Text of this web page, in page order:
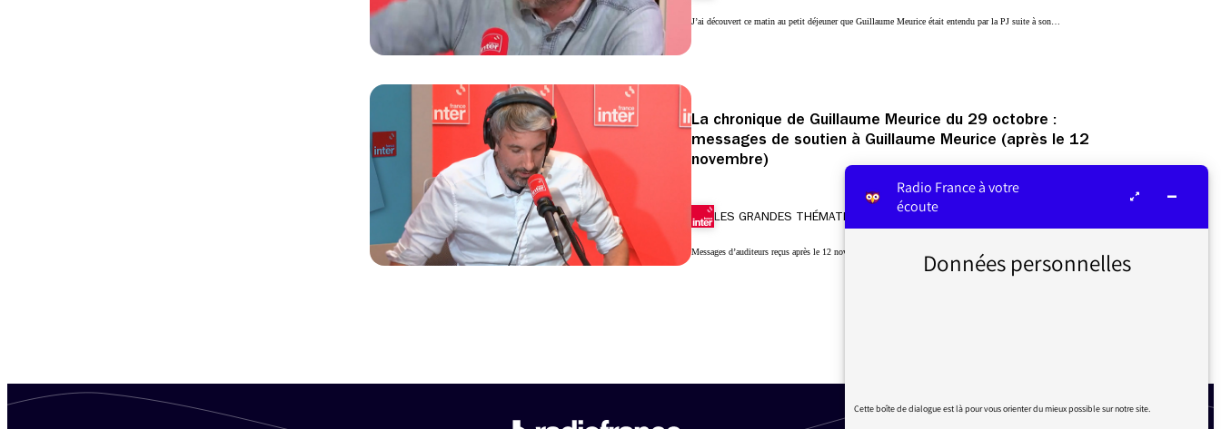
J’ai découvert ce matin au petit déjeuner que Guillaume Meurice était entendu par la PJ suite à son…
La chronique de Guillaume Meurice du 29 octobre :
messages de soutien à Guillaume Meurice (après le 12
novembre)
LES GRANDES THÉMATIQUES DES AUDITEURS
Messages d’auditeurs reçus après le 12 novembre à 18h. Je voudrais réitérer mon soutien total à Guillaume Meurice,…
Radio France à votre
écoute
Données personnelles
Cette boîte de dialogue est là pour vous orienter du mieux possible sur notre site.